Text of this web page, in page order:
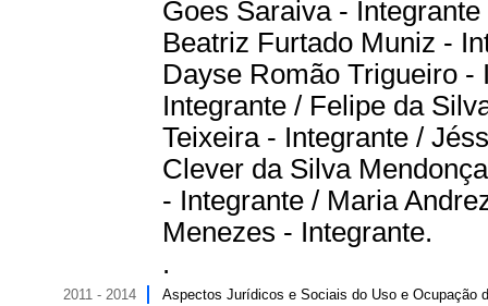
Goes Saraiva -
Beatriz Furtado Muniz -
Dayse Romão Trigueiro -
Integrante / Felipe da
Teixeira - Integrante /
Clever da Silva
- Integrante / Maria
Menezes - Integrante.
.
2011 - 2014 Aspectos Jurídicos e Sociais do Uso e Ocupação